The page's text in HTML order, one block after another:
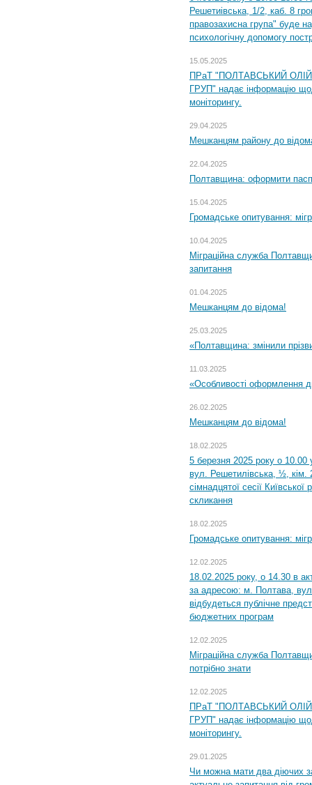
Решетиівська, 1/2, каб. 8
правозахисна група" буде
психологічну допомогу
15.05.2025
ПРаТ "ПОЛТАВСЬКИЙ
ГРУП" надає інформацію
моніторингу.
29.04.2025
Мешканцям району до
22.04.2025
Полтавщина: оформити
15.04.2025
Громадське опитування:
10.04.2025
Міграційна служба
запитання
01.04.2025
Мешканцям до відома!
25.03.2025
«Полтавщина: змінили
11.03.2025
«Особливості оформлення
26.02.2025
Мешканцям до відома!
18.02.2025
5 березня 2025 року о 10.00
вул. Решетилівська, ½, кім.
сімнадцятої сесії
скликання
18.02.2025
Громадське опитування:
12.02.2025
18.02.2025 року, о 14.30 в
за адресою: м. Полтава,
відбудеться публічне
бюджетних програм
12.02.2025
Міграційна служба
потрібно знати
12.02.2025
ПРаТ "ПОЛТАВСЬКИЙ
ГРУП" надає інформацію
моніторингу.
29.01.2025
Чи можна мати два діючих